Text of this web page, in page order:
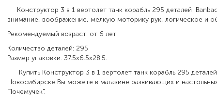
Конструктор 3 в 1 вертолет танк корабль 295 деталей
внимание, воображение, мелкую моторику рук, логическое и
Рекомендуемый возраст: от 6 лет
Количество деталей: 295
Размер упаковки: 37.5x6.5x28.5.
Купить Конструктор 3 в 1 вертолет танк корабль 295
Новосибирске Вы можете в магазине развивающих и
Почемучек".